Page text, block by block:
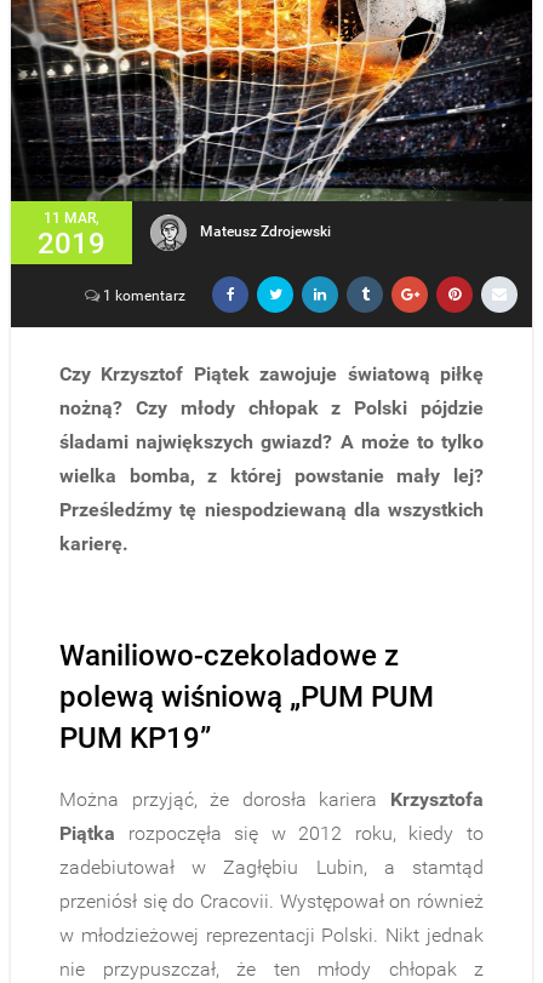
11 MAR,
2019 Mateusz Zdrojewski
1 komentarz
Czy Krzysztof Piątek zawojuje światową piłkę
nożną? Czy młody chłopak z Polski pójdzie
śladami największych gwiazd? A może to tylko
wielka bomba, z której powstanie mały lej?
Prześledźmy tę niespodziewaną dla wszystkich
karierę.
Waniliowo-czekoladowe z
polewą wiśniową „PUM PUM
PUM KP19”
Można przyjąć, że dorosła kariera Krzysztofa
Piątka rozpoczęła się w 2012 roku, kiedy to
zadebiutował w Zagłębiu Lubin, a stamtąd
przeniósł się do Cracovii. Występował on również
w młodzieżowej reprezentacji Polski. Nikt jednak
nie przypuszczał, że ten młody chłopak z